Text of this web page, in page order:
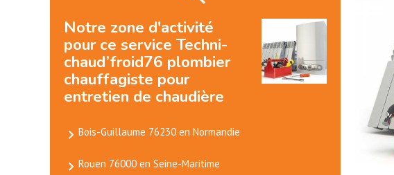
Notre zone d'activité
pour ce service Techni-
chaud’froid76 plombier
chauffagiste pour
entretien de chaudière
Bois-Guillaume 76230 en Normandie
Rouen 76000 en Seine-Maritime